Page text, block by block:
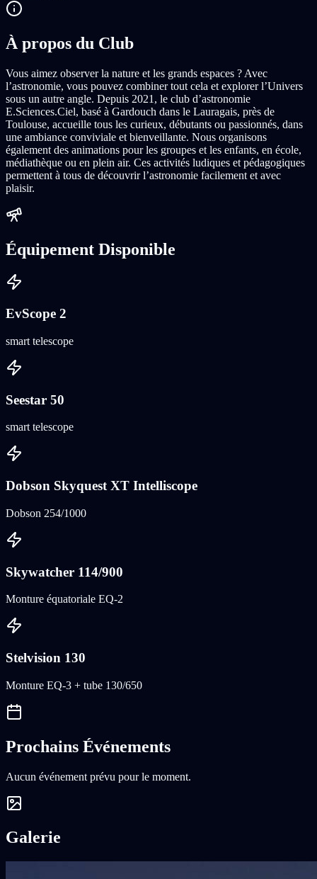
À propos du Club
Vous aimez observer la nature et les grands espaces ? Avec
l’astronomie, vous pouvez combiner tout cela et explorer l’Univers
sous un autre angle. Depuis 2021, le club d’astronomie
E.Sciences.Ciel, basé à Gardouch dans le Lauragais, près de
Toulouse, accueille tous les curieux, débutants ou passionnés, dans
une ambiance conviviale et bienveillante. Nous organisons
également des animations pour les groupes et les enfants, en école,
médiathèque ou en plein air. Ces activités ludiques et pédagogiques
permettent à tous de découvrir l’astronomie facilement et avec
plaisir.
Équipement Disponible
EvScope 2
smart telescope
Seestar 50
smart telescope
Dobson Skyquest XT Intelliscope
Dobson 254/1000
Skywatcher 114/900
Monture équatoriale EQ-2
Stelvision 130
Monture EQ-3 + tube 130/650
Prochains Événements
Aucun événement prévu pour le moment.
Galerie